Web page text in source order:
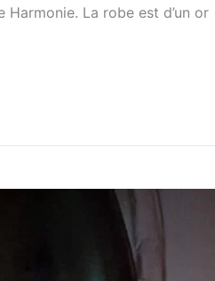
La robe est d’un